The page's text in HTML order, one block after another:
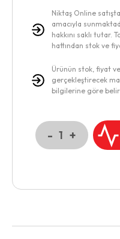
Niktaş Online
amacıyla
hakkını saklı tutar.
hattından stok ve
Ürünün stok, fiyat
gerçekleştirecek
bilgilerine göre
- 1 +